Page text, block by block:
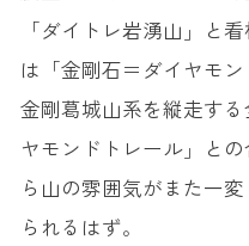
「ダイトレ岩湧山」と
は「金剛石＝ダイヤモ
金剛葛城山系を縦走す
ヤモンドトレール」と
ら山の雰囲気がまた一
られるはず。